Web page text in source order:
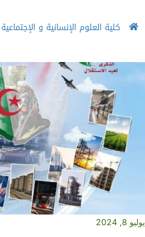
كلية العلوم الإنسانية و الإجتماعية
يوليو 8, 2024